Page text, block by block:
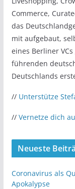
Commerce,
das
mit aufgebaut,
eines Berliner
führenden
Deutschlands
// Unterstütze
// Vernetze dich
Neueste
Coronavirus als
Apokalypse